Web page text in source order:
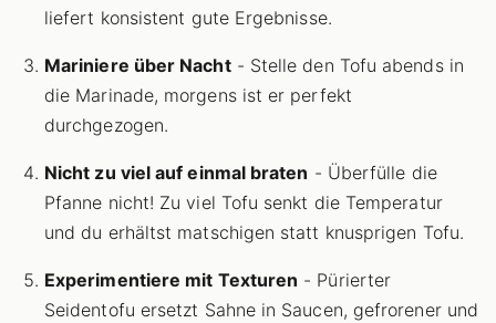
liefert konsistent gute Ergebnisse.
Mariniere über Nacht- Stelle den Tofu abends in
die Marinade, morgens ist er perfekt
durchgezogen.
Nicht zu viel auf einmal braten - Überfülle die
Pfanne nicht! Zu viel Tofu senkt die Temperatur
und du erhältst matschigen statt knusprigen Tofu.
Experimentiere mit Texturen - Pürierter
Seidentofu ersetzt Sahne in Saucen, gefrorener und